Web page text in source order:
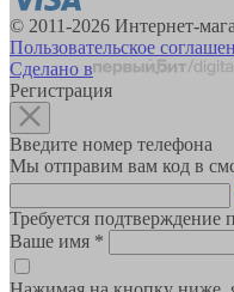
© 2011-2026 Интернет-
Пользовательское
Сделано в
Регистрация
Введите номер телефона
Мы отправим вам код в
Требуется подтверждение
Ваше имя *